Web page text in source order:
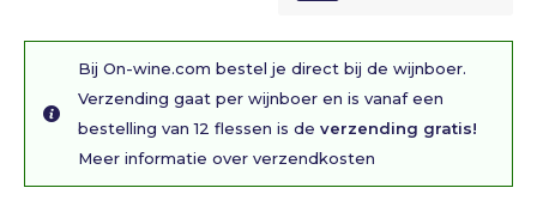
Bij On-wine.com bestel je direct bij de wijnboer.
Verzending gaat per wijnboer en is vanaf een
bestelling van 12 flessen is de verzending gratis!
Meer informatie over verzendkosten